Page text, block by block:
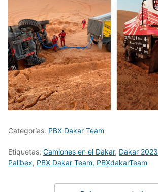
Categorías: PBX Dakar Team
Etiquetas: Camiones en el Dakar, Dakar 2023
Palibex, PBX Dakar Team, PBXdakarTeam